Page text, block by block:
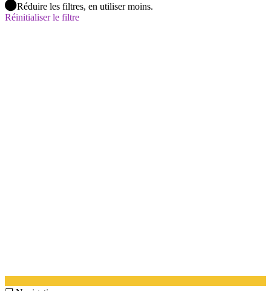
Réduire les filtres, en utiliser moins.
Réinitialiser le filtre